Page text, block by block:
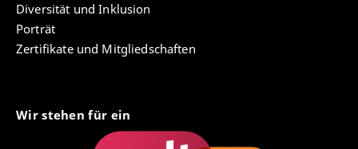
Diversität und Inklusion
Porträt
Zertifikate und Mitgliedschaften
Wir stehen für ein